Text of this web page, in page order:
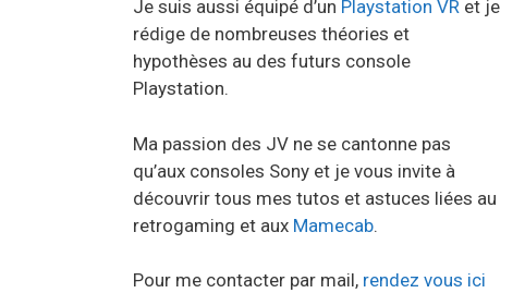
Je suis aussi équipé d’un Playstation VR et je
rédige de nombreuses théories et
hypothèses au des futurs console
Playstation.
Ma passion des JV ne se cantonne pas
qu’aux consoles Sony et je vous invite à
découvrir tous mes tutos et astuces liées au
retrogaming et aux Mamecab.
Pour me contacter par mail, rendez vous ici